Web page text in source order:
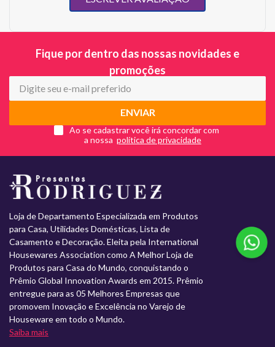
Fique por dentro das nossas novidades e
promoções
ENVIAR
Ao se cadastrar você irá concordar com
a nossa
Loja de Departamento Especializada em Produtos
para Casa, Utilidades Domésticas, Lista de
Casamento e Decoração. Eleita pela International
Housewares Association como A Melhor Loja de
Produtos para Casa do Mundo, conquistando o
Prêmio Global Innovation Awards em 2015. Prêmio
entregue para as 05 Melhores Empresas que
promovem Inovação e Excelência no Varejo de
Houseware em todo o Mundo.
Saiba mais